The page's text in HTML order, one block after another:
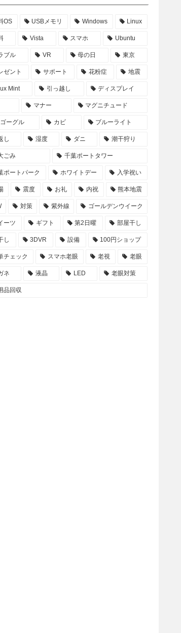
OS USBメモリ Windows Linux
Vista スマホ Ubuntu
ブル VR 母の日 東京
ゼント サポート 花粉症 地震
Mint 引っ越し ディスプレイ
マナー マグニチュード
ーグル カビ ブルーライト
し 湿度 ダニ 潮干狩り
ごみ 千葉ポートタワー
ポートパーク ホワイトデー 入学祝い
震度 お礼 内祝 熊本地震
対策 紫外線 ゴールデンウイーク
ーツ ギフト 第2日曜 部屋干し
し 3DVR 設備 100円ショップ
チェック スマホ老眼 老視 老眼
ネ 液晶 LED 老眼対策
品回収